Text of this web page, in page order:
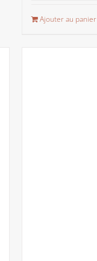
Ajouter au panier